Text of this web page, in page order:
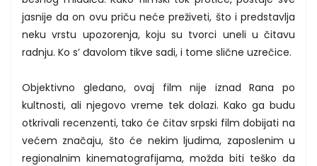
jasnije da on ovu priču neće preživeti, što i predstavlja
neku vrstu upozorenja, koju su tvorci uneli u čitavu
radnju. Ko s’ đavolom tikve sadi, i tome slične uzrečice.
Objektivno gledano, ovaj film nije iznad Rana po
kultnosti, ali njegovo vreme tek dolazi. Kako ga budu
otkrivali recenzenti, tako će čitav srpski film dobijati na
većem značaju, što će nekim ljudima, zaposlenim u
regionalnim kinematografijama, možda biti teško da